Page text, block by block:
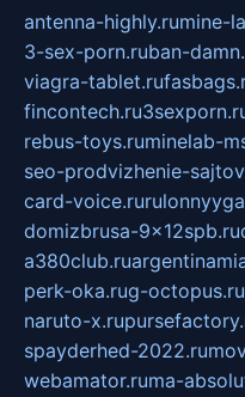
antenna-highly.rumine-
3-sex-porn.ruban-
viagra-tablet.ru
fincontech.ru
rebus-toys.ruminelab-
seo-prodvizhenie-
card-voice.ru
domizbrusa-9x12spb.ru
a380club.ru
perk-oka.rug-octopus.ru
naruto-x.ru
spayderhed-2022.ru
webamator.ruma-